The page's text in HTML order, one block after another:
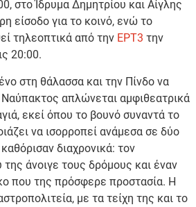
στο Ίδρυμα Δημητρίου και Αίγλης
είσοδο για το κοινό, ενώ το
τηλεοπτικά από την ΕΡΤ3 την
20:00.
στη θάλασσα και την Πίνδο να
απλώνεται αμφιθεατρικά
εκεί όπου το βουνό συναντά το
να ισορροπεί ανάμεσα σε δύο
διαχρονικά: τον
άνοιγε τους δρόμους και έναν
που της πρόσφερε προστασία. Η
με τα τείχη της και το